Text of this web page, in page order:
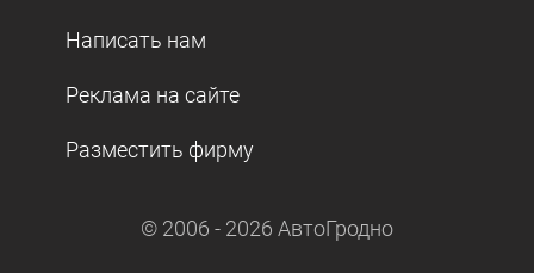
Написать нам
Реклама на сайте
Разместить фирму
© 2006 - 2026 АвтоГродно